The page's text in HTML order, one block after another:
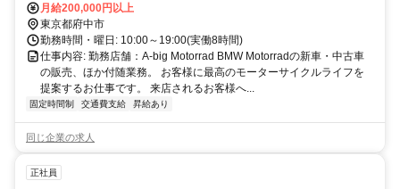
（車の場合） 甲州街道沿い
月給200,000円以上
東京都府中市
勤務時間・曜日: 10:00～19:00(実働8時間)
仕事内容: 勤務店舗：A-big Motorrad BMW Motorradの新車・中古車
の販売、ほか付随業務。 お客様に最高のモーターサイクルライフを
提案するお仕事です。 来店されるお客様へ...
固定時間制 交通費支給 昇給あり
同じ企業の求人
正社員